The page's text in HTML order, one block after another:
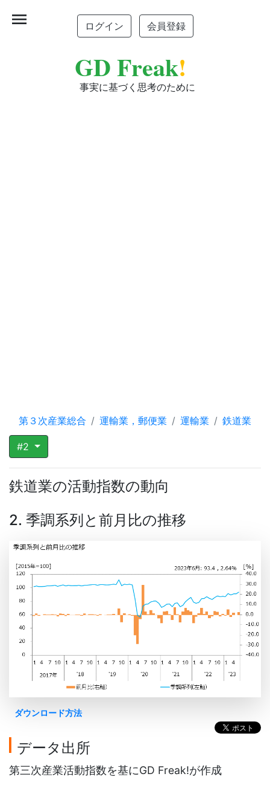
ログイン 会員登録
GD Freak!
事実に基づく思考のために
menu
第３次産業総合 運輸業，郵便業 運輸業 鉄道業
#2
鉄道業の活動指数の動向
2. 季調系列と前月比の推移
ダウンロード方法
データ出所
第三次産業活動指数を基にGD Freak!が作成